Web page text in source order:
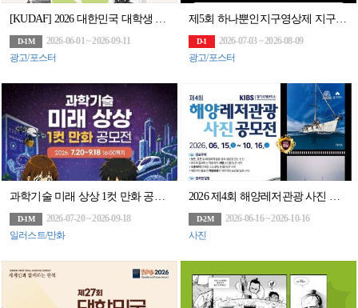
[KUDAF] 2026 대한민국 대학생 디지털 광고제
D-1M
2026-06-01 ~ 2026-09-11
광고/포스터
제5회 하나뿐인지구영상제 지구 환경 포스터 공모전
D-1
2026-07-03 ~ 2026-08-09
광고/포스터
과학기술 미래 상상 1컷 만화 공모전(~9/18)
D-1M
2026-07-20 ~ 2026-09-18
일러스트/만화
2026 제4회 해양레저관광 사진 공모전
D-2M
2026-06-16 ~ 2026-10-16
사진